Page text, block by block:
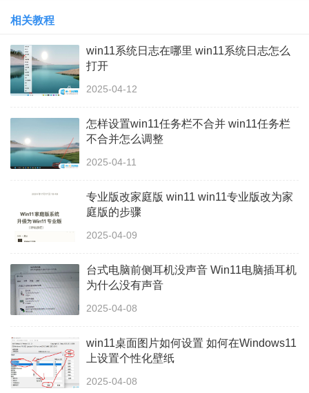
相关教程
win11系统日志在哪里 win11系统日志怎么
打开
2025-04-12
怎样设置win11任务栏不合并 win11任务栏
不合并怎么调整
2025-04-11
专业版改家庭版 win11 win11专业版改为家
庭版的步骤
2025-04-09
台式电脑前侧耳机没声音 Win11电脑插耳机
为什么没有声音
2025-04-08
win11桌面图片如何设置 如何在Windows11
上设置个性化壁纸
2025-04-08